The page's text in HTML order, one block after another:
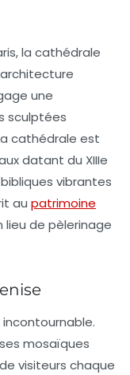
, la cathédrale
une
sculptées
cathédrale est
datant du XIIIe
vibrantes
au patrimoine
lieu de pèlerinage
mosaïques
visiteurs chaque